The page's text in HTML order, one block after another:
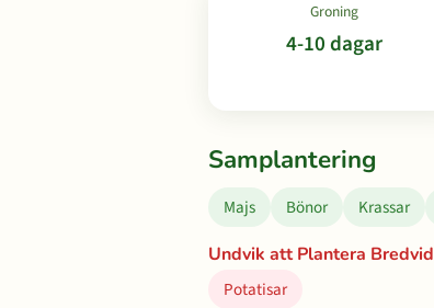
Groning
4-10 dagar
Samplantering
Majs Bönor Krassar
Undvik att Plantera Bredvid
Potatisar